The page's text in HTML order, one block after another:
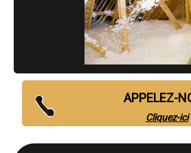
APPELEZ-
Cliquez-ici